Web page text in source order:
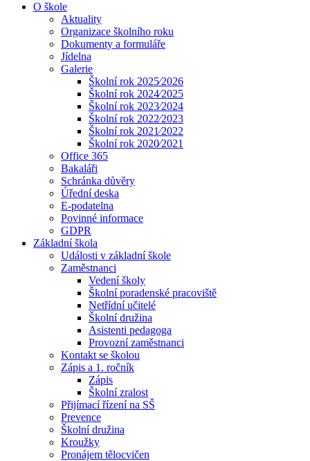
O škole
Aktuality
Organizace školního roku
Dokumenty a formuláře
Jídelna
Galerie
Školní rok 2025⁄2026
Školní rok 2024⁄2025
Školní rok 2023⁄2024
Školní rok 2022⁄2023
Školní rok 2021⁄2022
Školní rok 2020⁄2021
Office 365
Bakaláři
Schránka důvěry
Úřední deska
E-podatelna
Povinné informace
GDPR
Základní škola
Události v základní škole
Zaměstnanci
Vedení školy
Školní poradenské pracoviště
Netřídní učitelé
Školní družina
Asistenti pedagoga
Provozní zaměstnanci
Kontakt se školou
Zápis a 1. ročník
Zápis
Školní zralost
Přijímací řízení na SŠ
Prevence
Školní družina
Kroužky
Pronájem tělocvičen